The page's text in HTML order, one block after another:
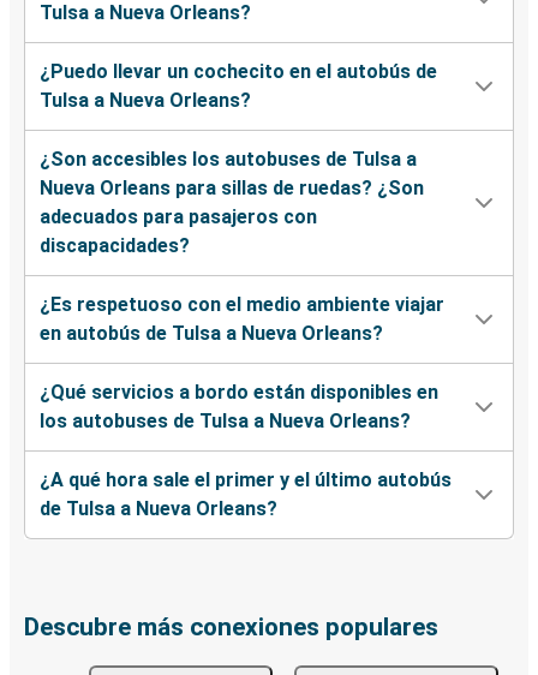
Tulsa a Nueva Orleans?
¿Puedo llevar un cochecito en el autobús de
Tulsa a Nueva Orleans?
¿Son accesibles los autobuses de Tulsa a
Nueva Orleans para sillas de ruedas? ¿Son
adecuados para pasajeros con
discapacidades?
¿Es respetuoso con el medio ambiente viajar
en autobús de Tulsa a Nueva Orleans?
¿Qué servicios a bordo están disponibles en
los autobuses de Tulsa a Nueva Orleans?
¿A qué hora sale el primer y el último autobús
de Tulsa a Nueva Orleans?
Descubre más conexiones populares